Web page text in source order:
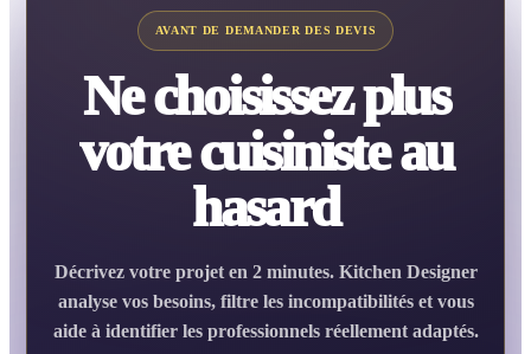
AVANT DE DEMANDER DES DEVIS
Ne choisissez plus
votre cuisiniste au
hasard
Décrivez votre projet en 2 minutes. Kitchen Designer
analyse vos besoins, filtre les incompatibilités et vous
aide à identifier les professionnels réellement adaptés.